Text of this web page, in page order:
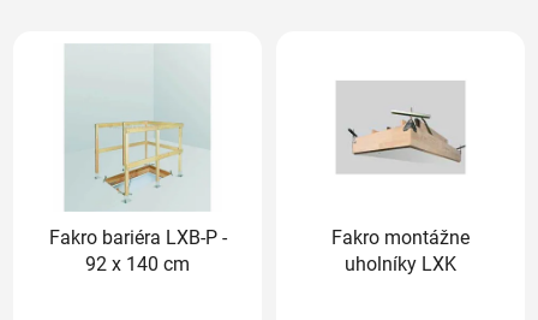
Fakro bariéra LXB-P -
92 x 140 cm
Fakro montážne
uholníky LXK